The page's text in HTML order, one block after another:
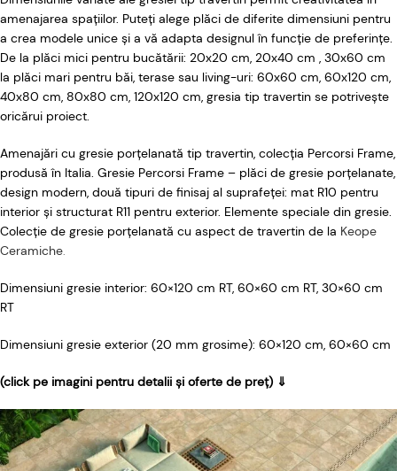
amenajarea spațiilor. Puteți alege plăci de diferite dimensiuni pentru
a crea modele unice și a vă adapta designul în funcție de preferințe.
De la plăci mici pentru bucătării: 20x20 cm, 20x40 cm , 30x60 cm
la plăci mari pentru băi, terase sau living-uri: 60x60 cm, 60x120 cm,
40x80 cm, 80x80 cm, 120x120 cm, gresia tip travertin se potrivește
oricărui proiect.
Amenajări cu gresie porțelanată tip travertin, colecția Percorsi Frame,
produsă în Italia. Gresie Percorsi Frame – plăci de gresie porțelanate,
design modern, două tipuri de finisaj al suprafeței: mat R10 pentru
interior și structurat R11 pentru exterior. Elemente speciale din gresie.
Colecție de gresie porțelanată cu aspect de travertin de la Keope
Ceramiche.
Dimensiuni gresie interior: 60×120 cm RT, 60×60 cm RT, 30×60 cm
RT
Dimensiuni gresie exterior (20 mm grosime): 60×120 cm, 60×60 cm
(click pe imagini pentru detalii și oferte de preț) ⇓